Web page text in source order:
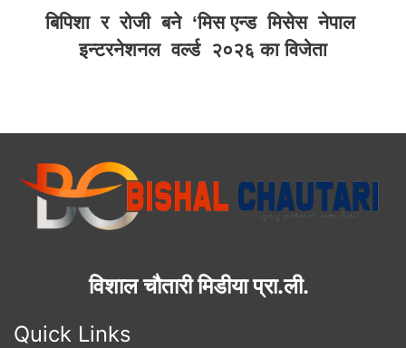
बिपिशा र रोजी बने ‘मिस एन्ड मिसेस नेपाल
इन्टरनेशनल वर्ल्ड २०२६ का विजेता
विशाल चौतारी मिडीया प्रा.ली.
Quick Links